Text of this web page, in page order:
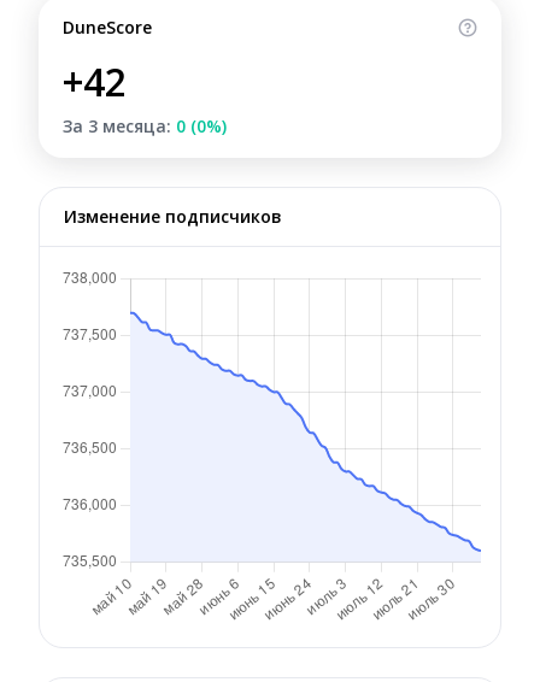
DuneScore
+42
За 3 месяца: 0 (0%)
Изменение подписчиков